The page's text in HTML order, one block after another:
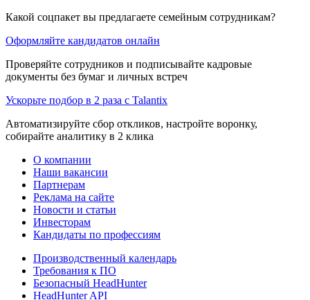
Какой соцпакет вы предлагаете семейным сотрудникам?
Оформляйте кандидатов онлайн
Проверяйте сотрудников и подписывайте кадровые
документы без бумаг и личных встреч
Ускорьте подбор в 2 раза с Talantix
Автоматизируйте сбор откликов, настройте воронку,
собирайте аналитику в 2 клика
О компании
Наши вакансии
Партнерам
Реклама на сайте
Новости и статьи
Инвесторам
Кандидаты по профессиям
Производственный календарь
Требования к ПО
Безопасный HeadHunter
HeadHunter API